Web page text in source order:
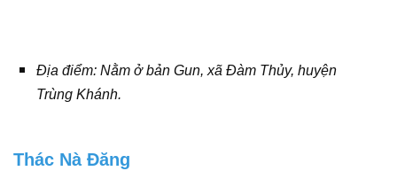
Địa điểm: Nằm ở bản Gun, xã Đàm Thủy, huyện
Trùng Khánh.
Thác Nà Đăng